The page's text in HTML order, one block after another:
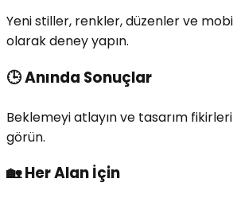
Yeni stiller, renkler, düzenler ve
olarak deney yapın.
🕒Anında Sonuçlar
Beklemeyi atlayın ve tasarım
görün.
🏡Her Alan İçin